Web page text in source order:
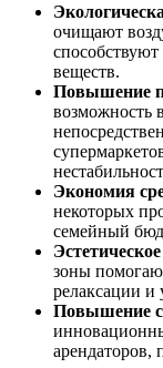
очищают
веществ.
Повышение
возможность
Экономия
некоторых
семейный
зоны
релаксации и
Повышение
арендаторов,